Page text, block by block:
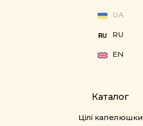
UA
RU
EN
Каталог
Цілі капелюшки